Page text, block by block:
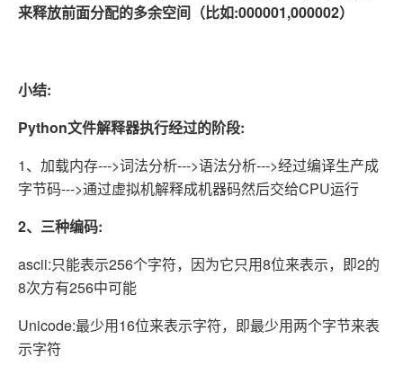
来释放前面分配的多余空间（比如:000001,000002）
小结:
Python文件解释器执行经过的阶段:
1、加载内存--->词法分析--->语法分析--->经过编译生产成
字节码--->通过虚拟机解释成机器码然后交给CPU运行
2、三种编码:
ascii:只能表示256个字符，因为它只用8位来表示，即2的
8次方有256中可能
Unicode:最少用16位来表示字符，即最少用两个字节来表
示字符